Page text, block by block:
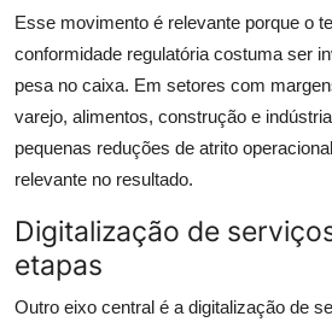
Esse movimento é relevante porque o
conformidade regulatória costuma ser
pesa no caixa. Em setores com
varejo, alimentos, construção e
pequenas reduções de atrito
relevante no resultado.
Digitalização de
etapas
Outro eixo central é a digitalização de